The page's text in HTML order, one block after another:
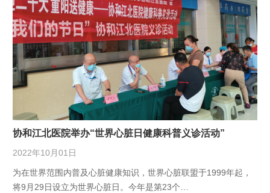
协和江北医院举办“世界心脏日健康科普义诊活动”
2022年10月01日
为在世界范围内普及心脏健康知识，世界心脏联盟于1999年起，
将9月29日设立为世界心脏日。今年是第23个…